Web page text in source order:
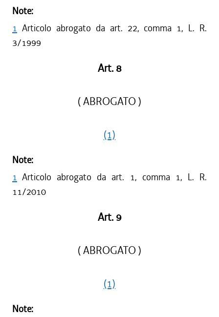
Note:
1 Articolo abrogato da art. 22, comma 1, L. R.
3/1999
Art. 8
( ABROGATO )
(1)
Note:
1 Articolo abrogato da art. 1, comma 1, L. R.
11/2010
Art. 9
( ABROGATO )
(1)
Note: